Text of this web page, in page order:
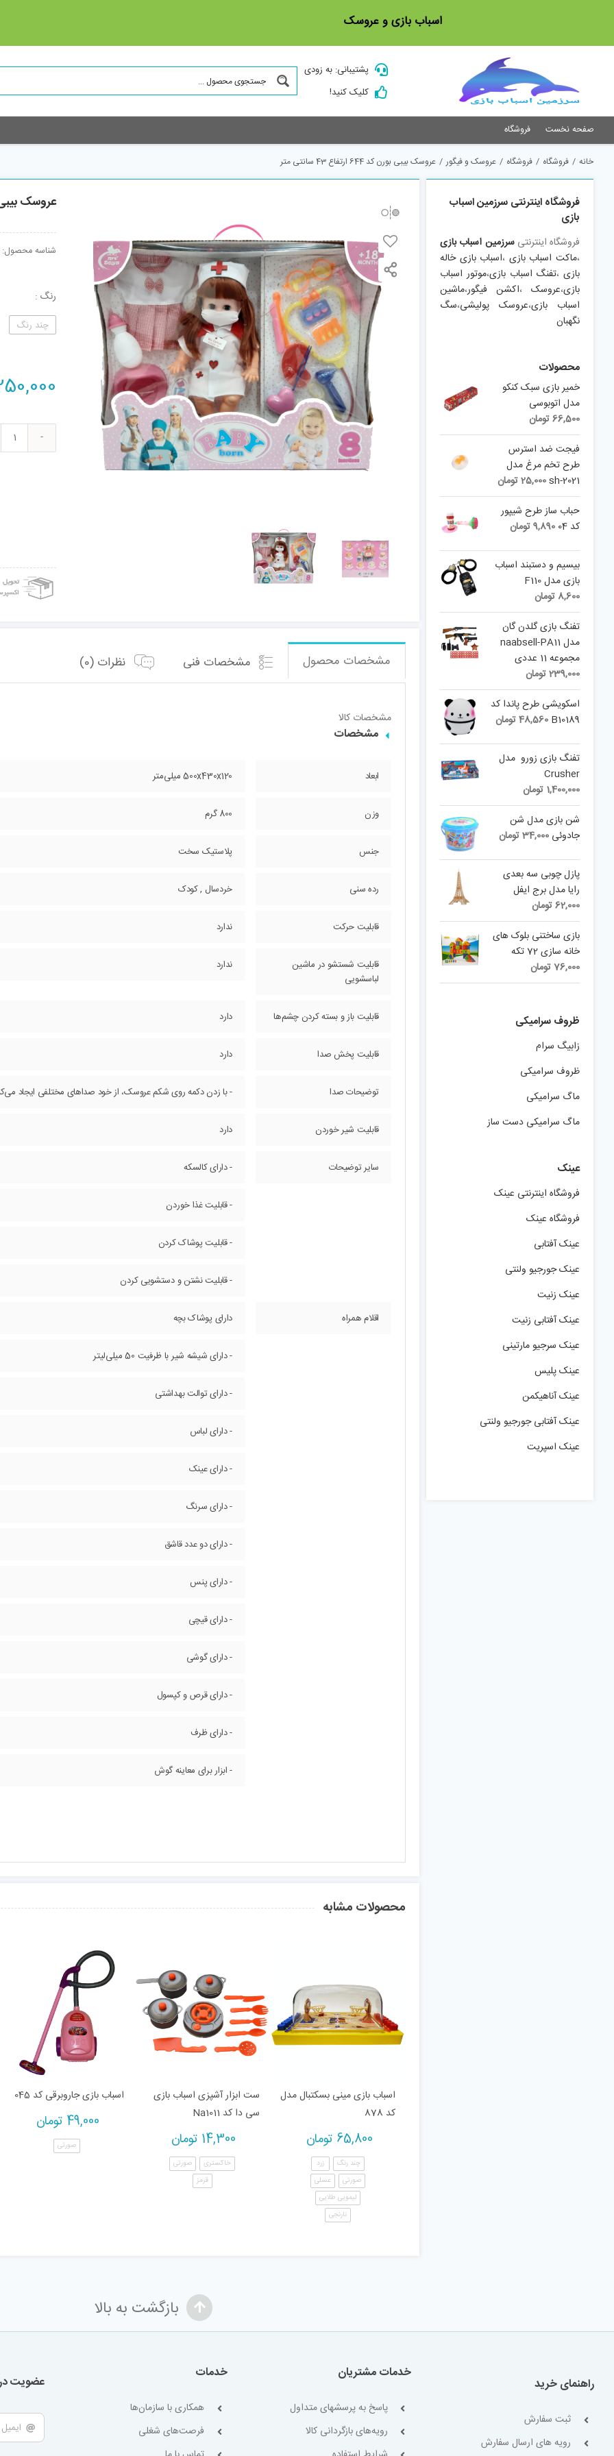
اسباب بازی و عروسک
پشتیبانی: به زودی
کلیک کنید!
صفحه نخست فروشگاه
خانه / فروشگاه / فروشگاه / عروسک و فیگور / عروسک بیبی بورن کد 644 ارتفاع 43 سانتی متر
عروسک بیبی بورن کد
شناسه محصول:
رنگ
چند رنگ
متر
عدد
مشخصات محصول مشخصات فنی نظرات (0)
مشخصات کالا
مشخصات
ابعاد 500x430x120 میلی‌متر
وزن 800 گرم
جنس پلاستیک سخت
رده سنی خردسال , کودک
قابلیت حرکت ندارد
قابلیت شستشو در ماشین
لباسشویی
ندارد
قابلیت باز و بسته کردن چشم‌ها دارد
قابلیت پخش صدا دارد
توضیحات صدا - با زدن دکمه روی شکم عروسک، از خود صداهای مختلفی ایجاد
قابلیت شیر خوردن دارد
سایر توضیحات - دارای کالسکه
- قابلیت غذا خوردن
- قابلیت پوشاک کردن
- قابلیت نشتن و دستشویی کردن
اقلام همراه دارای پوشاک بچه
- دارای شیشه شیر با ظرفیت 50 میلی‌لیتر
- دارای توالت بهداشتی
- دارای لباس
- دارای عینک
- دارای سرنگ
- دارای دو عدد قاشق
- دارای پنس
- دارای قیچی
- دارای گوشی
- دارای قرص و کپسول
- دارای ظرف
- ابزار برای معاینه گوش
محصولات مشابه
اسباب بازی مینی بسکتبال مدل
کد 878
65,800 تومان
چند رنگ
زرد
صورتی
عسلی
لیمویی طلایی
نارنجی
ست ابزار آشپزی اسباب بازی
سی دا کد Na1011
14,300 تومان
خاکستری
صورتی
قرمز
اسباب بازی جاروبرقی کد 045
49,000 تومان
صورتی
فروشگاه اینترنتی سرزمین اسباب
بازی
فروشگاه اینترنتیسرزمین اسباب بازی
،ماکت اسباب بازی ،اسباب بازی خاله
بازی،تفنگ اسباب بازی،موتور اسباب
بازی،عروسک،اکشن فیگور،ماشین
اسباب بازی،عروسک پولیشی،سگ
نگهبان
محصولات
خمیر بازی سبک کنکو
مدل اتوبوسی
66,500تومان
فیجت ضد استرس
طرح تخم مرغ مدل
sh-2021
25,000تومان
حباب ساز طرح شیپور
کد 04
9,890تومان
بیسیم و دستبند اسباب
بازی مدل F110
8,600 تومان
تفنگ بازی گلدن گان
مدل naabsell-PA11
مجموعه 11 عددی
239,000تومان
اسکویشی طرح پاندا کد
B10189
48,560تومان
تفنگ بازی زورو مدل
Crusher
1,400,000 تومان
شن بازی مدل شن
جادوئی 34,000تومان
پازل چوبی سه بعدی
رایا مدل برج ایفل
62,000تومان
بازی ساختنی بلوک های
خانه سازی 72 تکه
76,000تومان
ظروف سرامیکی
زابیگ سرام
ظروف سرامیکی
ماگ سرامیکی
ماگ سرامیکی دست ساز
عینک
فروشگاه اینترنتی عینک
فروشگاه عینک
عینک آفتابی
عینک جورجیو ولنتی
عینک زنیت
عینک آفتابی زنیت
عینک سرجیو مارتینی
عینک پلیس
عینک آناهیکمن
عینک آفتابی جورجیو ولنتی
عینک اسپریت
بازگشت به بالا
راهنمای خرید
ثبت سفارش
رویه های ارسال سفارش
خدمات مشتریان
پاسخ به پرسشهای متداول
رویه‌های بازگردانی کالا
خدمات
همکاری با سازمان‌ها
فرصت‌های شغلی
عضویت